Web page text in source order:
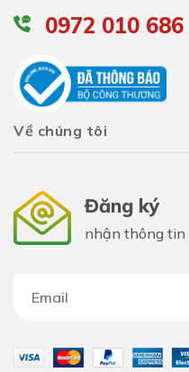
0972 010 686
Về chúng tôi
Đăng ký
nhận thông tin